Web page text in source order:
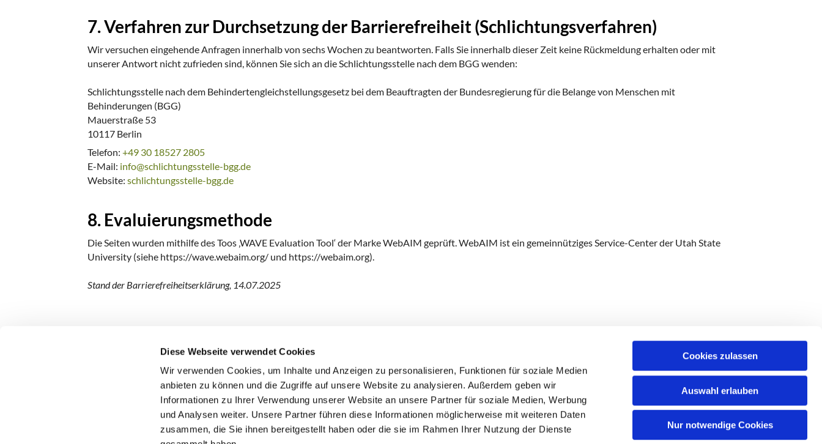
Diese Webseite verwendet Cookies
Wir verwenden Cookies, um Inhalte und Anzeigen zu personalisieren, Funktionen für soziale Medien
anbieten zu können und die Zugriffe auf unsere Website zu analysieren. Außerdem geben wir
Informationen zu Ihrer Verwendung unserer Website an unsere Partner für soziale Medien, Werbung
und Analysen weiter. Unsere Partner führen diese Informationen möglicherweise mit weiteren Daten
zusammen, die Sie ihnen bereitgestellt haben oder die sie im Rahmen Ihrer Nutzung der Dienste
Cookies zulassen
Auswahl erlauben
Nur notwendige Cookies
7. Verfahren zur Durchsetzung der Barrierefreiheit (Schlichtungsverfahren)
Wir versuchen eingehende Anfragen innerhalb von sechs Wochen zu beantworten. Falls Sie innerhalb dieser Zeit keine Rückmeldung erhalten oder mit
unserer Antwort nicht zufrieden sind, können Sie sich an die Schlichtungsstelle nach dem BGG wenden:
Schlichtungsstelle nach dem Behindertengleichstellungsgesetz bei dem Beauftragten der Bundesregierung für die Belange von Menschen mit
Behinderungen (BGG)
Mauerstraße 53
10117 Berlin
Telefon: +49 30 18527 2805
E-Mail: info@schlichtungsstelle-bgg.de
Website: schlichtungsstelle-bgg.de
8. Evaluierungsmethode
Die Seiten wurden mithilfe des Toos ‚WAVE Evaluation Tool‘ der Marke WebAIM geprüft. WebAIM ist ein gemeinnütziges Service-Center der Utah State
University (siehe https://wave.webaim.org/ und https://webaim.org).
Stand der Barrierefreiheitserklärung, 14.07.2025
Priester-Notruf
Pfarrei St. Matthias Schöneberg • Goltzstr. 29 • 10781 Berlin
Hinweisgebersystem Barrierefreiheitserklärung